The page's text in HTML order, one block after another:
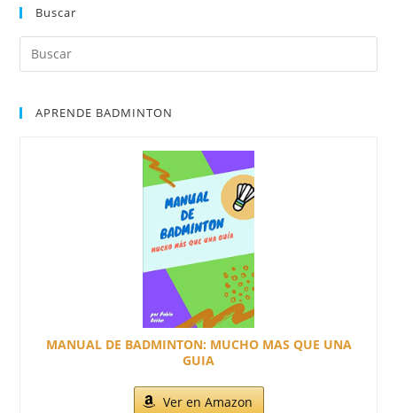
Buscar
Buscar:
APRENDE BADMINTON
MANUAL DE BADMINTON: MUCHO MAS QUE UNA
GUIA
Ver en Amazon